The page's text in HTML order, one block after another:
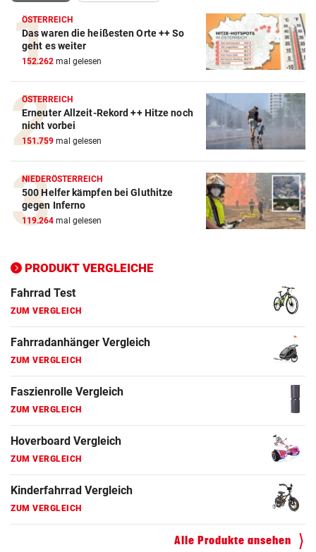
ÖSTERREICH
Das waren die heißesten Orte ++ So
geht es weiter
152.262 mal gelesen
ÖSTERREICH
Erneuter Allzeit-Rekord ++ Hitze noch
nicht vorbei
151.759 mal gelesen
NIEDERÖSTERREICH
500 Helfer kämpfen bei Gluthitze
gegen Inferno
119.264 mal gelesen
PRODUKT VERGLEICHE
Action-Cam Vergleich
ZUM VERGLEICH
Crosstrainer Vergleich
ZUM VERGLEICH
E-Bike Vergleich
ZUM VERGLEICH
Elektro-Scooter Vergleich
ZUM VERGLEICH
ZUM VERGLEICH
Fahrrad Test
ZUM VERGLEICH
Fahrradanhänger Vergleich
ZUM VERGLEICH
Faszienrolle Vergleich
ZUM VERGLEICH
Hoverboard Vergleich
ZUM VERGLEICH
Kinderfahrrad Vergleich
ZUM VERGLEICH
Alle Produkte ansehen